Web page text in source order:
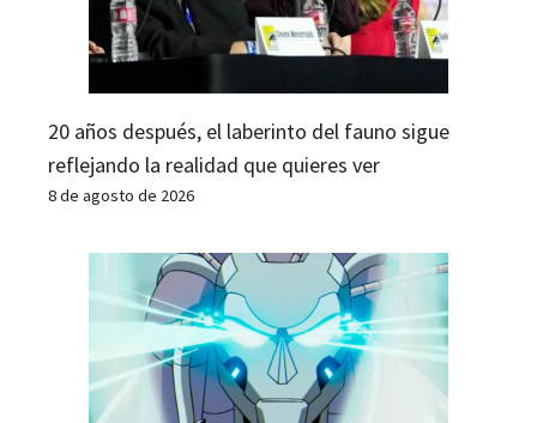
20 años después, el laberinto del fauno sigue
reflejando la realidad que quieres ver
8 de agosto de 2026